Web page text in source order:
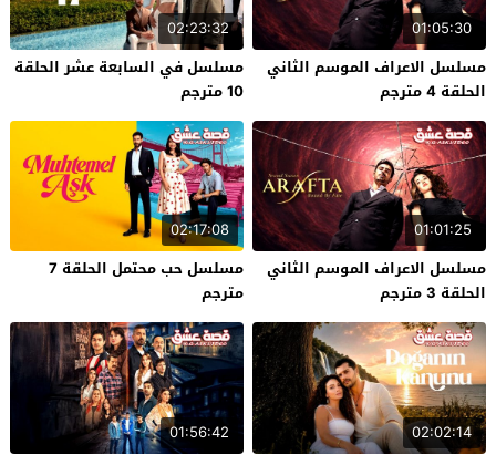
01:05:30
مسلسل الاعراف الموسم الثاني
الحلقة 4 مترجم
02:23:32
مسلسل في السابعة عشر الحلقة
10 مترجم
01:01:25
مسلسل الاعراف الموسم الثاني
الحلقة 3 مترجم
02:17:08
مسلسل حب محتمل الحلقة 7
مترجم
02:02:14
01:56:42